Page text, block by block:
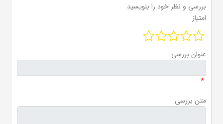
بررسی و نظر خود را بنویسید
امتیاز
عنوان بررسی
*
متن بررسی